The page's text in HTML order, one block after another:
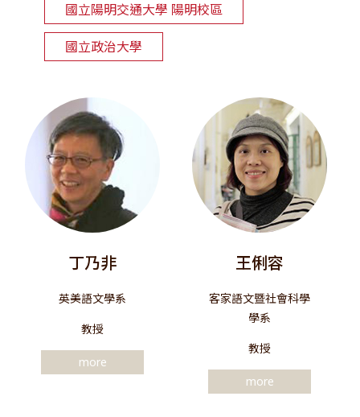
國立陽明交通大學 陽明校區
國立政治大學
丁乃非
英美語文學系
教授
more
王俐容
客家語文暨社會科學
學系
教授
more